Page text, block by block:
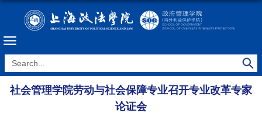
社会管理学院劳动与社会保障专业召开专业改革专家
论证会